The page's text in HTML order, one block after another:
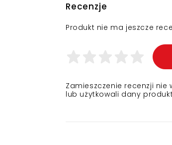
Recenzje
Produkt nie ma jeszcze
Zamieszczenie recenzji
lub użytkowali dany